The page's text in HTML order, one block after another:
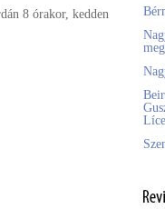
8 órakor, kedden